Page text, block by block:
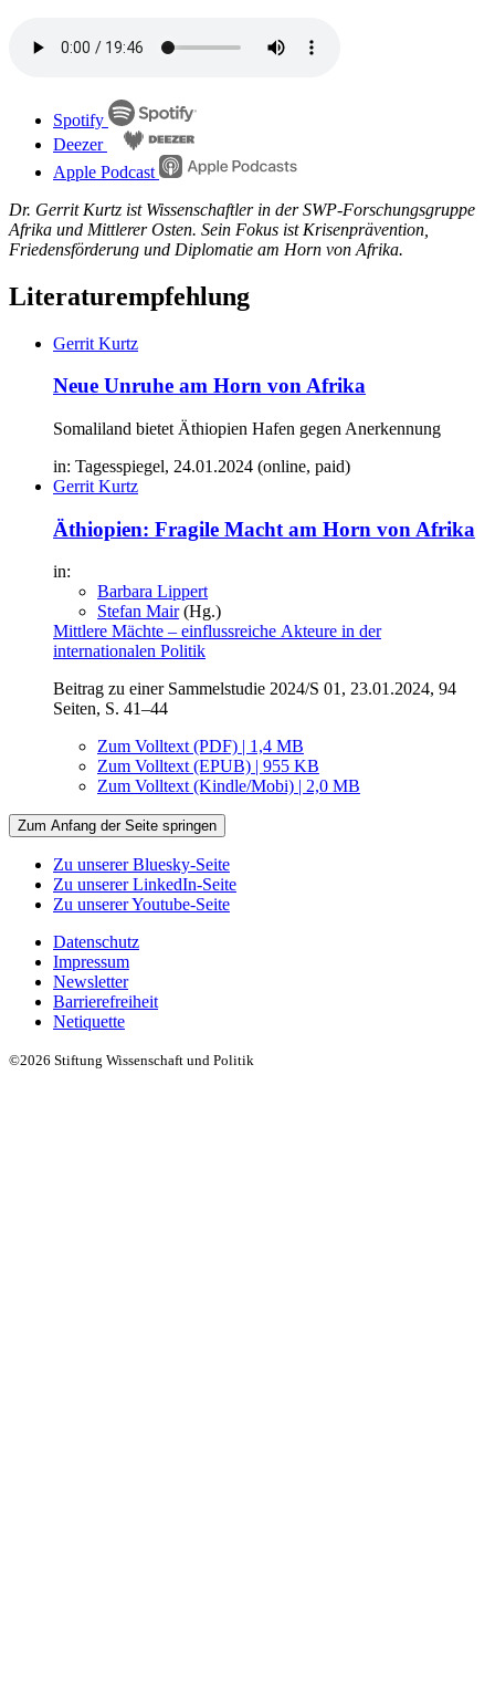
Spotify
Deezer
Apple Podcast
Dr. Gerrit Kurtz ist Wissenschaftler in der SWP-Forschungsgruppe
Afrika und Mittlerer Osten. Sein Fokus ist Krisenprävention,
Friedensförderung und Diplomatie am Horn von Afrika.
Literaturempfehlung
Gerrit Kurtz
Neue Unruhe am Horn von Afrika
Somaliland bietet Äthiopien Hafen gegen Anerkennung
in: Tagesspiegel, 24.01.2024 (online, paid)
Gerrit Kurtz
Äthiopien: Fragile Macht am Horn von Afrika
in:
Barbara Lippert
Stefan Mair(Hg.)
Mittlere Mächte – einflussreiche Akteure in der
internationalen Politik
Beitrag zu einer Sammelstudie 2024/S 01, 23.01.2024, 94
Seiten, S. 41–44
Zum Volltext (PDF) | 1,4 MB
Zum Volltext (EPUB) | 955 KB
Zum Volltext (Kindle/Mobi) | 2,0 MB
Zum Anfang der Seite springen
Zu unserer Bluesky-Seite
Zu unserer LinkedIn-Seite
Zu unserer Youtube-Seite
Datenschutz
Impressum
Newsletter
Barrierefreiheit
Netiquette
©2026 Stiftung Wissenschaft und Politik